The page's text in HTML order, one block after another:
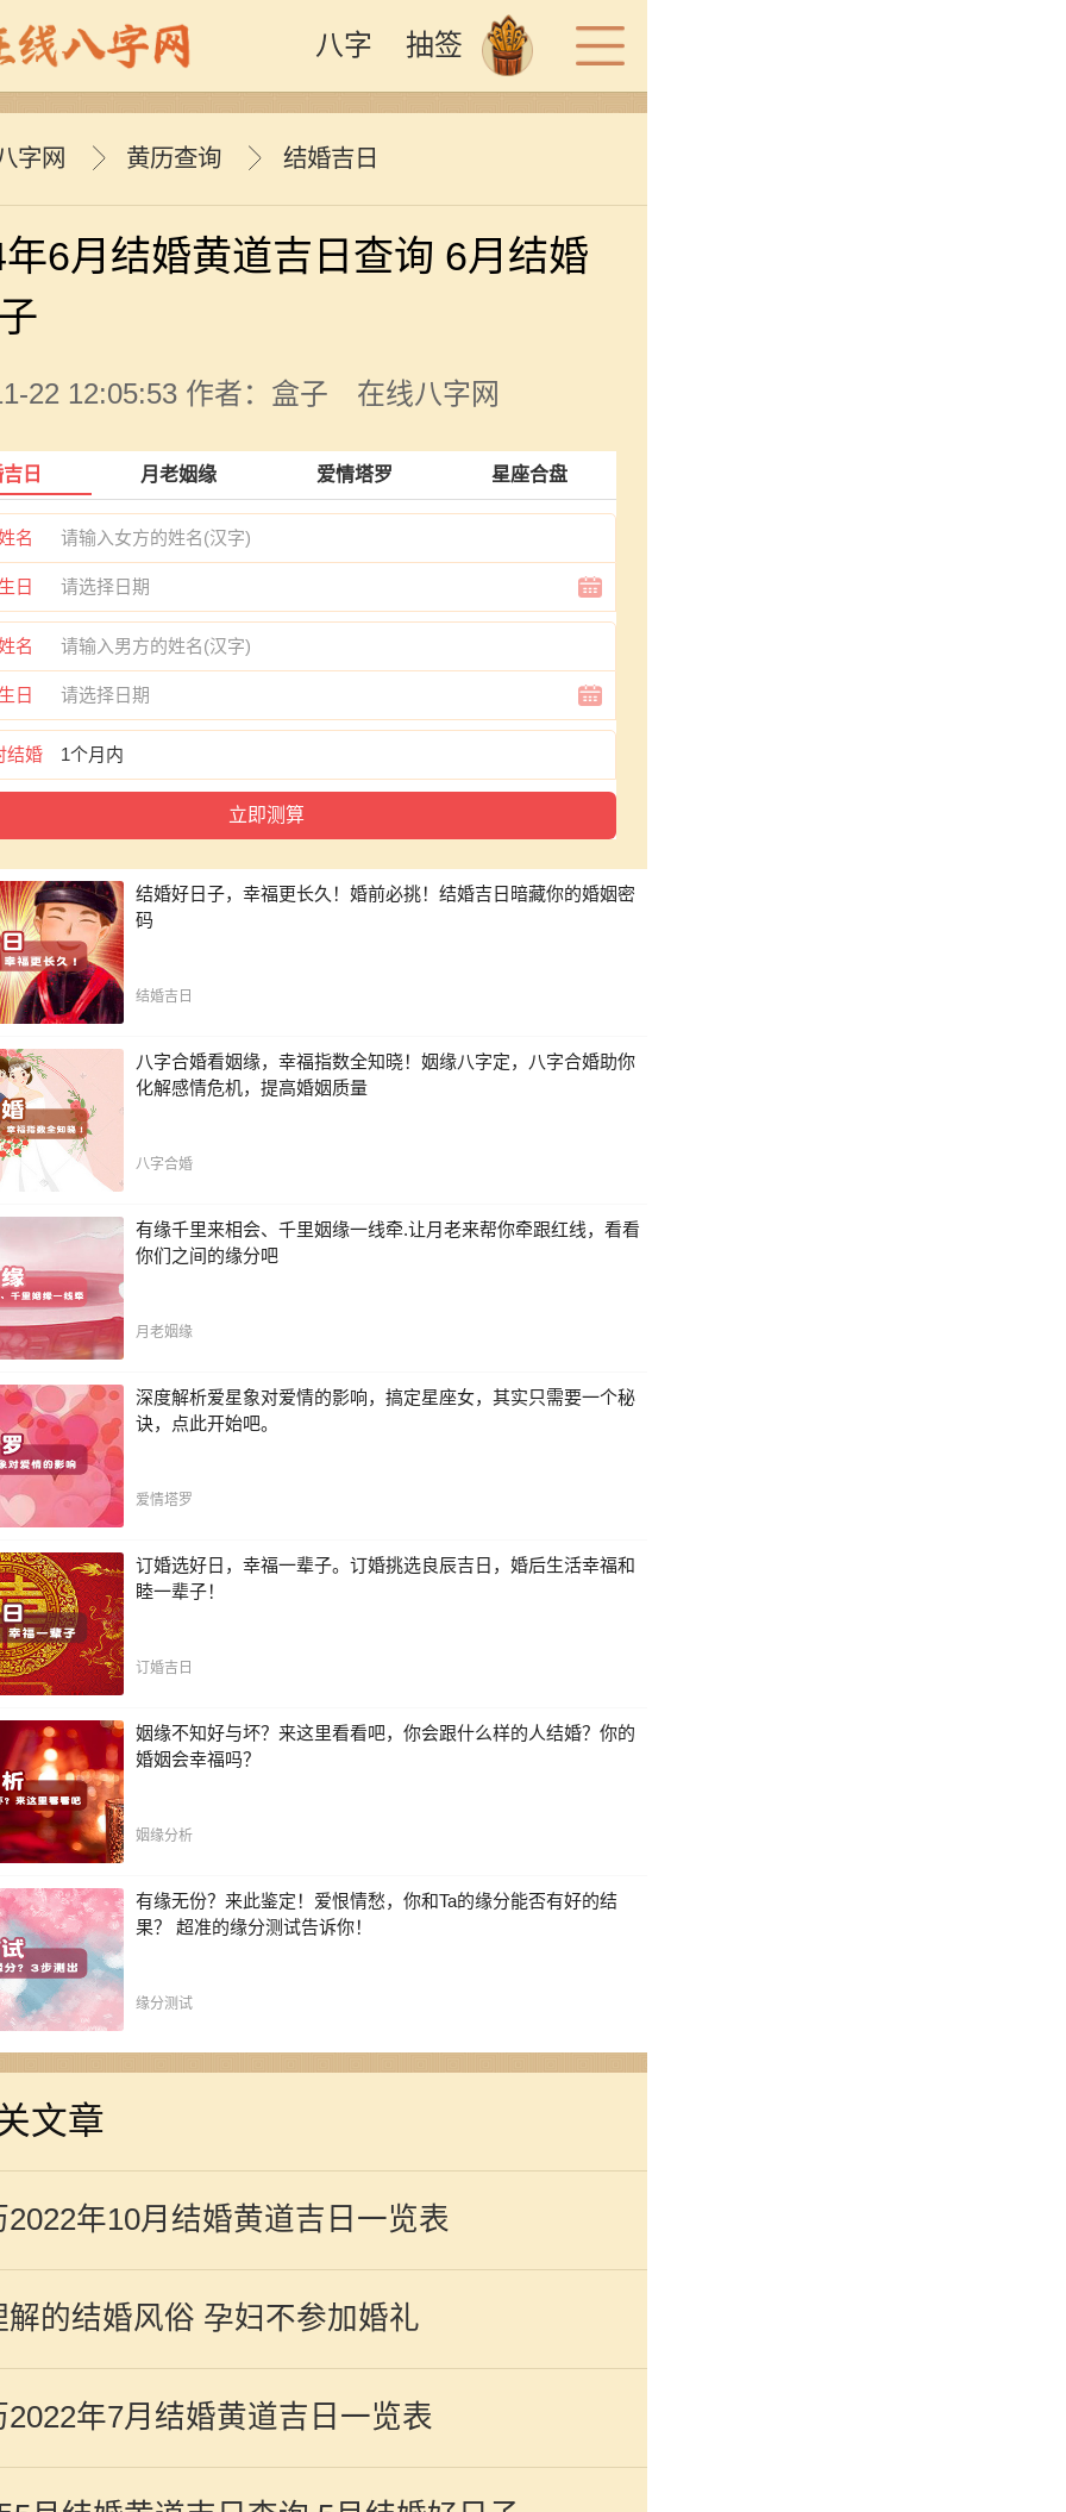
八字 抽签
字网 黄历查询 结婚吉日
6月结婚黄道吉日查询 6月结婚
22 12:05:53 作者：盒子 在线八字网
日 月老姻缘 爱情塔罗 星座合盘
名
日
名
日
结婚
结婚好日子，幸福更长久！婚前必挑！结婚吉日暗藏你的婚姻密
码
结婚吉日
八字合婚看姻缘，幸福指数全知晓！姻缘八字定，八字合婚助你
化解感情危机，提高婚姻质量
八字合婚
有缘千里来相会、千里姻缘一线牵.让月老来帮你牵跟红线，看看
你们之间的缘分吧
月老姻缘
深度解析爱星象对爱情的影响，搞定星座女，其实只需要一个秘
诀，点此开始吧。
爱情塔罗
订婚选好日，幸福一辈子。订婚挑选良辰吉日，婚后生活幸福和
睦一辈子！
订婚吉日
姻缘不知好与坏？来这里看看吧，你会跟什么样的人结婚？你的
婚姻会幸福吗？
姻缘分析
有缘无份？来此鉴定！爱恨情愁，你和Ta的缘分能否有好的结
果？ 超准的缘分测试告诉你！
缘分测试
文章
2022年10月结婚黄道吉日一览表
解的结婚风俗 孕妇不参加婚礼
2022年7月结婚黄道吉日一览表